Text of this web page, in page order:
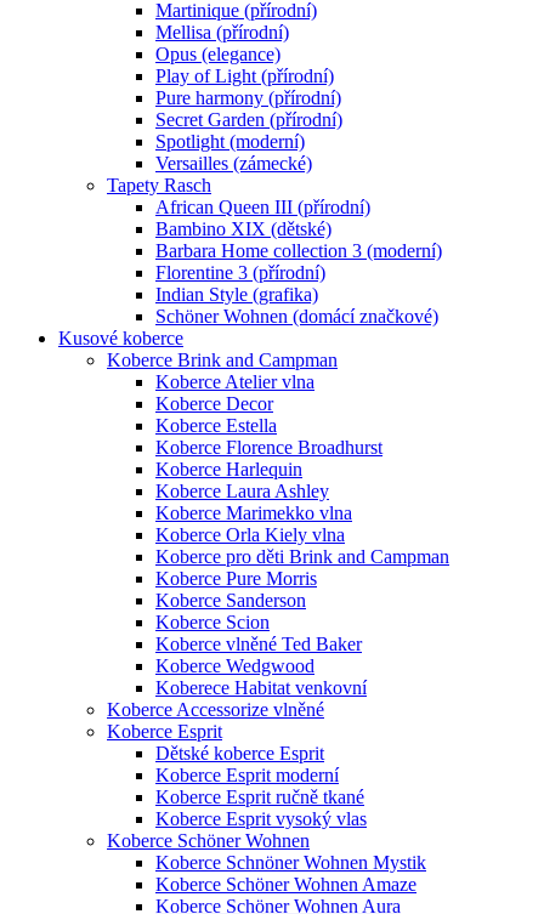
Martinique (přírodní)
Mellisa (přírodní)
Opus (elegance)
Play of Light (přírodní)
Pure harmony (přírodní)
Secret Garden (přírodní)
Spotlight (moderní)
Versailles (zámecké)
Tapety Rasch
African Queen III (přírodní)
Bambino XIX (dětské)
Barbara Home collection 3 (moderní)
Florentine 3 (přírodní)
Indian Style (grafika)
Schöner Wohnen (domácí značkové)
Kusové koberce
Koberce Brink and Campman
Koberce Atelier vlna
Koberce Decor
Koberce Estella
Koberce Florence Broadhurst
Koberce Harlequin
Koberce Laura Ashley
Koberce Marimekko vlna
Koberce Orla Kiely vlna
Koberce pro děti Brink and Campman
Koberce Pure Morris
Koberce Sanderson
Koberce Scion
Koberce vlněné Ted Baker
Koberce Wedgwood
Koberece Habitat venkovní
Koberce Accessorize vlněné
Koberce Esprit
Dětské koberce Esprit
Koberce Esprit moderní
Koberce Esprit ručně tkané
Koberce Esprit vysoký vlas
Koberce Schöner Wohnen
Koberce Schnöner Wohnen Mystik
Koberce Schöner Wohnen Amaze
Koberce Schöner Wohnen Aura